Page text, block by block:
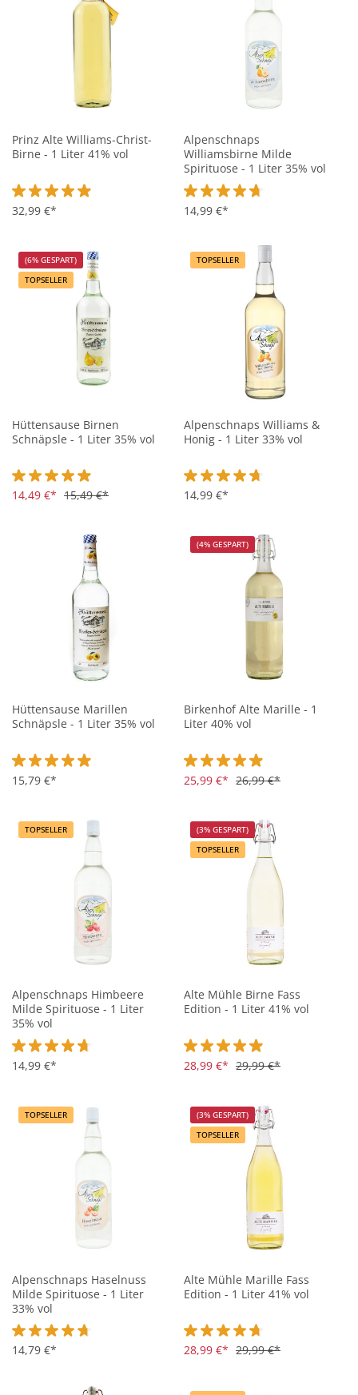
Prinz Alte Williams-Christ-
Birne - 1 Liter 41% vol
Durchschnittliche Bewertung von 4.9 von 5 Sternen
32,99 €*
Alpenschnaps
Williamsbirne Milde
Spirituose - 1 Liter 35% vol
Durchschnittliche Bewertung
14,99 €*
(6% GESPART)
TOPSELLER
Hüttensause Birnen
Schnäpsle - 1 Liter 35% vol
Durchschnittliche Bewertung von 4.8 von 5 Sternen
14,49 €* 15,49 €*
TOPSELLER
Alpenschnaps Williams &
Honig - 1 Liter 33% vol
Durchschnittliche Bewertung
14,99 €*
Hüttensause Marillen
Schnäpsle - 1 Liter 35% vol
Durchschnittliche Bewertung von 4.9 von 5 Sternen
15,79 €*
(4% GESPART)
Birkenhof Alte Marille - 1
Liter 40% vol
Durchschnittliche Bewertung
25,99 €* 26,99 €*
TOPSELLER
Alpenschnaps Himbeere
Milde Spirituose - 1 Liter
35% vol
Durchschnittliche Bewertung von 4.8 von 5 Sternen
14,99 €*
(3% GESPART)
TOPSELLER
Alte Mühle Birne Fass
Edition - 1 Liter 41% vol
Durchschnittliche Bewertung
28,99 €* 29,99 €*
TOPSELLER
Alpenschnaps Haselnuss
Milde Spirituose - 1 Liter
33% vol
Durchschnittliche Bewertung von 4.7 von 5 Sternen
14,79 €*
(3% GESPART)
TOPSELLER
Alte Mühle Marille Fass
Edition - 1 Liter 41% vol
Durchschnittliche Bewertung
28,99 €* 29,99 €*